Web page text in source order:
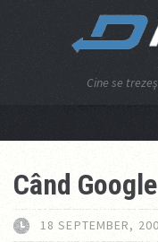
Cine se
Când
18 SEPTEMBER,